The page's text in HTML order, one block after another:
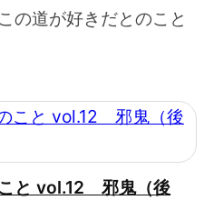
の道が好きだとのこと
と vol.12 邪鬼（後